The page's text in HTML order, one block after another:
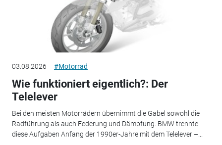
03.08.2026 #Motorrad
Wie funktioniert eigentlich?: Der
Telelever
Bei den meisten Motorrädern übernimmt die Gabel sowohl die
Radführung als auch Federung und Dämpfung. BMW trennte
diese Aufgaben Anfang der 1990er-Jahre mit dem Telelever –...